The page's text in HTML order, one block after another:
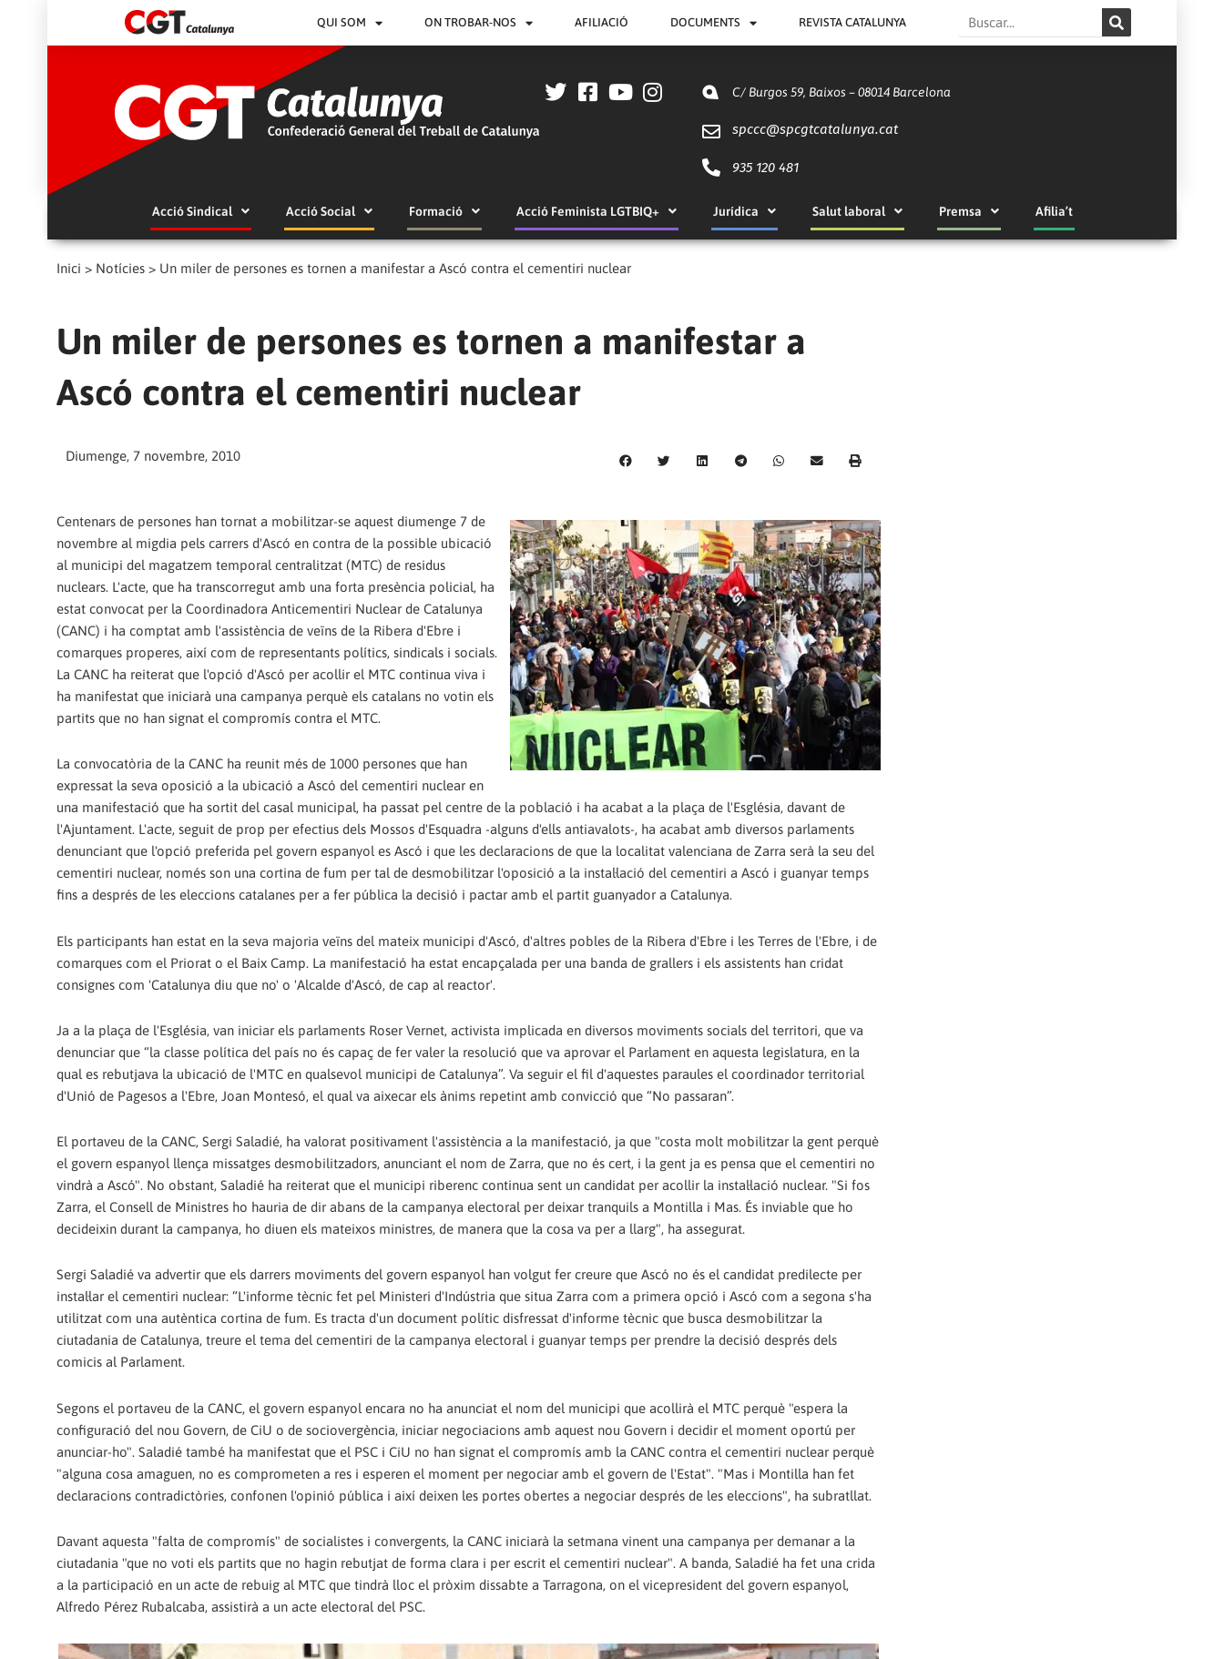
QUI SOM ON TROBAR-NOS AFILIACIÓ DOCUMENTS REVISTA CATALUNYA Search
C/ Burgos 59, Baixos – 08014 Barcelona
spccc@spcgtcatalunya.cat
935 120 481
Acció Sindical Acció Social Formació Acció Feminista LGTBIQ+ Jurídica Salut laboral Premsa Afilia’t
Inici > Notícies > Un miler de persones es tornen a manifestar a Ascó contra el cementiri nuclear
Un miler de persones es tornen a manifestar a
Ascó contra el cementiri nuclear
Diumenge, 7 novembre, 2010
Centenars de persones han tornat a mobilitzar-se aquest diumenge 7 de
novembre al migdia pels carrers d'Ascó en contra de la possible ubicació
al municipi del magatzem temporal centralitzat (MTC) de residus
nuclears. L'acte, que ha transcorregut amb una forta presència policial, ha
estat convocat per la Coordinadora Anticementiri Nuclear de Catalunya
(CANC) i ha comptat amb l'assistència de veïns de la Ribera d'Ebre i
comarques properes, així com de representants polítics, sindicals i socials.
La CANC ha reiterat que l'opció d'Ascó per acollir el MTC continua viva i
ha manifestat que iniciarà una campanya perquè els catalans no votin els
partits que no han signat el compromís contra el MTC.
La convocatòria de la CANC ha reunit més de 1000 persones que han
expressat la seva oposició a la ubicació a Ascó del cementiri nuclear en
una manifestació que ha sortit del casal municipal, ha passat pel centre de la població i ha acabat a la plaça de l'Església, davant de
l'Ajuntament. L'acte, seguit de prop per efectius dels Mossos d'Esquadra -alguns d'ells antiavalots-, ha acabat amb diversos parlaments
denunciant que l'opció preferida pel govern espanyol es Ascó i que les declaracions de que la localitat valenciana de Zarra serà la seu del
cementiri nuclear, només son una cortina de fum per tal de desmobilitzar l'oposició a la instal·lació del cementiri a Ascó i guanyar temps
fins a després de les eleccions catalanes per a fer pública la decisió i pactar amb el partit guanyador a Catalunya.
Els participants han estat en la seva majoria veïns del mateix municipi d'Ascó, d'altres pobles de la Ribera d'Ebre i les Terres de l'Ebre, i de
comarques com el Priorat o el Baix Camp. La manifestació ha estat encapçalada per una banda de grallers i els assistents han cridat
consignes com 'Catalunya diu que no' o 'Alcalde d'Ascó, de cap al reactor'.
Ja a la plaça de l'Església, van iniciar els parlaments Roser Vernet, activista implicada en diversos moviments socials del territori, que va
denunciar que “la classe política del país no és capaç de fer valer la resolució que va aprovar el Parlament en aquesta legislatura, en la
qual es rebutjava la ubicació de l'MTC en qualsevol municipi de Catalunya”. Va seguir el fil d'aquestes paraules el coordinador territorial
d'Unió de Pagesos a l'Ebre, Joan Montesó, el qual va aixecar els ànims repetint amb convicció que “No passaran”.
El portaveu de la CANC, Sergi Saladié, ha valorat positivament l'assistència a la manifestació, ja que "costa molt mobilitzar la gent perquè
el govern espanyol llença missatges desmobilitzadors, anunciant el nom de Zarra, que no és cert, i la gent ja es pensa que el cementiri no
vindrà a Ascó". No obstant, Saladié ha reiterat que el municipi riberenc continua sent un candidat per acollir la instal·lació nuclear. "Si fos
Zarra, el Consell de Ministres ho hauria de dir abans de la campanya electoral per deixar tranquils a Montilla i Mas. És inviable que ho
decideixin durant la campanya, ho diuen els mateixos ministres, de manera que la cosa va per a llarg", ha assegurat.
Sergi Saladié va advertir que els darrers moviments del govern espanyol han volgut fer creure que Ascó no és el candidat predilecte per
instal·lar el cementiri nuclear: “L'informe tècnic fet pel Ministeri d'Indústria que situa Zarra com a primera opció i Ascó com a segona s'ha
utilitzat com una autèntica cortina de fum. Es tracta d'un document polític disfressat d'informe tècnic que busca desmobilitzar la
ciutadania de Catalunya, treure el tema del cementiri de la campanya electoral i guanyar temps per prendre la decisió després dels
comicis al Parlament.
Segons el portaveu de la CANC, el govern espanyol encara no ha anunciat el nom del municipi que acollirà el MTC perquè "espera la
configuració del nou Govern, de CiU o de sociovergència, iniciar negociacions amb aquest nou Govern i decidir el moment oportú per
anunciar-ho". Saladié també ha manifestat que el PSC i CiU no han signat el compromís amb la CANC contra el cementiri nuclear perquè
"alguna cosa amaguen, no es comprometen a res i esperen el moment per negociar amb el govern de l'Estat". "Mas i Montilla han fet
declaracions contradictòries, confonen l'opinió pública i així deixen les portes obertes a negociar després de les eleccions", ha subratllat.
Davant aquesta "falta de compromís" de socialistes i convergents, la CANC iniciarà la setmana vinent una campanya per demanar a la
ciutadania "que no voti els partits que no hagin rebutjat de forma clara i per escrit el cementiri nuclear". A banda, Saladié ha fet una crida
a la participació en un acte de rebuig al MTC que tindrà lloc el pròxim dissabte a Tarragona, on el vicepresident del govern espanyol,
Alfredo Pérez Rubalcaba, assistirà a un acte electoral del PSC.